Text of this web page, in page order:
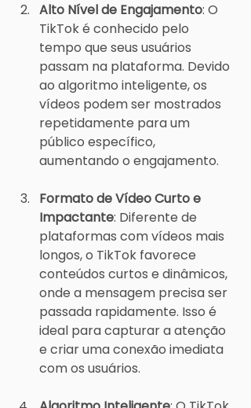
Alto Nível de Engajamento: O
TikTok é conhecido pelo
tempo que seus usuários
passam na plataforma. Devido
ao algoritmo inteligente, os
vídeos podem ser mostrados
repetidamente para um
público específico,
aumentando o engajamento.
Formato de Vídeo Curto e
Impactante: Diferente de
plataformas com vídeos mais
longos, o TikTok favorece
conteúdos curtos e dinâmicos,
onde a mensagem precisa ser
passada rapidamente. Isso é
ideal para capturar a atenção
e criar uma conexão imediata
com os usuários.